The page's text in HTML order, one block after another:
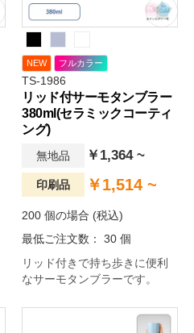
NEW フルカラー
TS-1986
リッド付サーモタンブラー
380ml(セラミックコーティ
ング)
無地品 ￥1,364 ~
印刷品 ￥1,514 ~
200 個の場合 (税込)
最低ご注文数： 30 個
リッド付きで持ち歩きに便利
なサーモタンブラーです。